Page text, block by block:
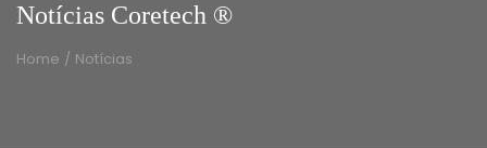
Notícias Coretech ®
Home / Notícias